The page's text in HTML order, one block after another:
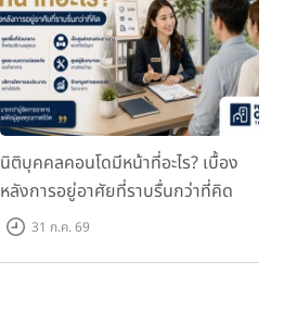
นิติบุคคลคอนโดมีหน้าที่อะไร? เบื้อง
หลังการอยู่อาศัยที่ราบรื่นกว่าที่คิด
31 ก.ค. 69